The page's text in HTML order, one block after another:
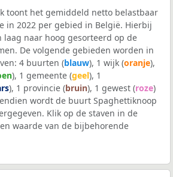
toont het gemiddeld netto belastbaar
in 2022 per gebied in België. Hierbij
laag naar hoog gesorteerd op de
De volgende gebieden worden in
4 buurten (blauw), 1 wijk (oranje),
), 1 gemeente (geel), 1
), 1 provincie (bruin), 1 gewest (roze)
wordt de buurt Spaghettiknoop
Klik op de staven in de
waarde van de bijbehorende